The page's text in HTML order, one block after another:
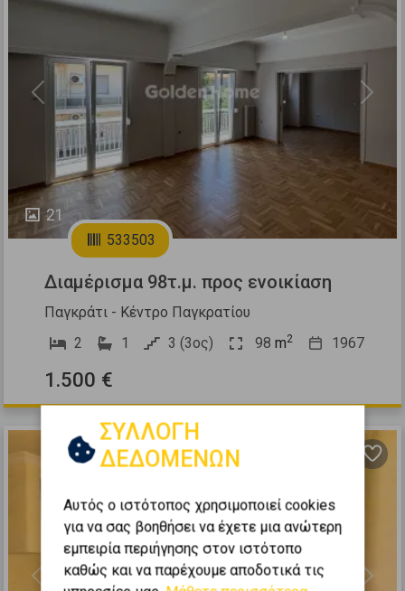
21
Previous Next
533503
Διαμέρισμα 98τ.μ. προς ενοικίαση
Παγκράτι - Κέντρο Παγκρατίου
2
1 3 (3ος) 98 m2 1967
1.500 €
Previous Next
ΣΥΛΛΟΓΗ
ΔΕΔΟΜΕΝΩΝ
Αυτός ο ιστότοπος χρησιμοποιεί cookies
για να σας βοηθήσει να έχετε μια ανώτερη
εμπειρία περιήγησης στον ιστότοπο
καθώς και να παρέχουμε αποδοτικά τις